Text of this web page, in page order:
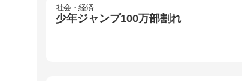
社会・経済
少年ジャンプ100万部割れ